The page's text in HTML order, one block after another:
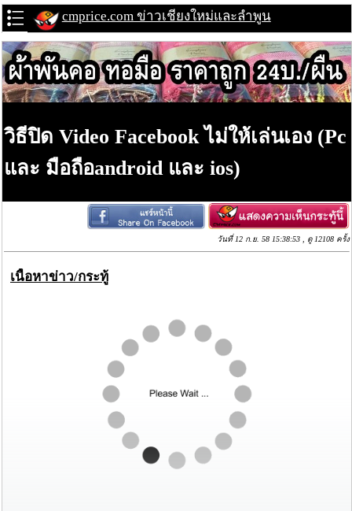
cmprice.com ข่าวเชียงใหม่และลำพูน
วิธีปิด Video Facebook ไม่ให้เล่นเอง (Pc
และ มือถือandroid และ ios)
วันที่ 12 ก.ย. 58 15:38:53 , ดู 12108 ครั้ง
เนื้อหาข่าว/กระทู้